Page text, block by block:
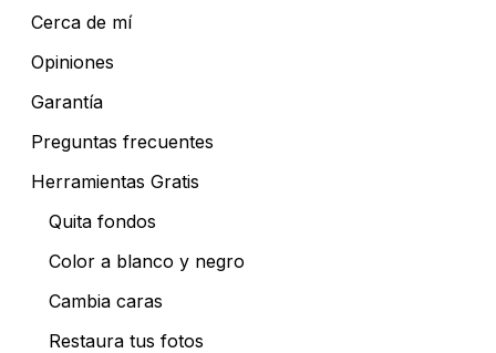
Cerca de mí
Opiniones
Garantía
Preguntas frecuentes
Herramientas Gratis
Quita fondos
Color a blanco y negro
Cambia caras
Restaura tus fotos